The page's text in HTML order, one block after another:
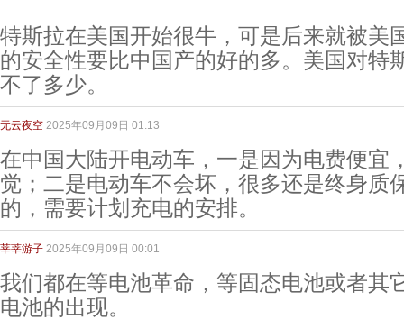
特斯拉在美国开始很牛，可是后来就被美
的安全性要比中国产的好的多。美国对特
不了多少。
无云夜空 2025年09月09日 01:13
在中国大陆开电动车，一是因为电费便宜
觉；二是电动车不会坏，很多还是终身质
的，需要计划充电的安排。
莘莘游子 2025年09月09日 00:01
我们都在等电池革命，等固态电池或者其
电池的出现。